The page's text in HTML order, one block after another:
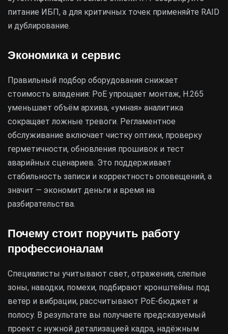
питание ИБП, а для критичных точек применяйте RAID
и дублирование.
Экономика и сервис
Правильный подбор оборудования снижает
стоимость владения: PoE упрощает монтаж, H.265
уменьшает объём архива, «умная» аналитика
сокращает ложные тревоги. Регламентное
обслуживание включает чистку оптики, проверку
герметичности, обновления прошивок и тест
аварийных сценариев. Это поддерживает
стабильность записи и корректность оповещений, а
значит — экономит деньги и время на
разбирательства.
Почему стоит поручить работу
профессионалам
Специалисты учитывают свет, отражения, слепые
зоны, наводки, помехи, подбирают кронштейны под
ветер и вибрации, рассчитывают PoE-бюджет и
полосу. В результате вы получаете предсказуемый
проект с нужной детализацией кадра, надёжным